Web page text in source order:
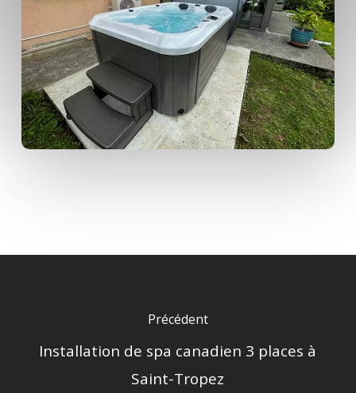
Précédent
Installation de spa canadien 3 places à
Saint-Tropez